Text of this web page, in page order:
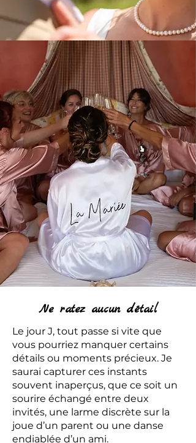
Ne ratez aucun détail
Le jour J, tout passe si vite que
vous pourriez manquer certains
détails ou moments précieux. Je
saurai capturer ces instants
souvent inaperçus, que ce soit un
sourire échangé entre deux
invités, une larme discrète sur la
joue d’un parent ou une danse
endiablée d’un ami.